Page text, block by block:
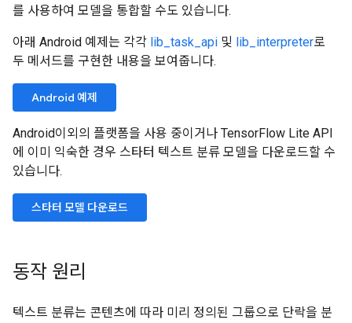
를 사용하여 모델을 통합할 수도 있습니다.
아래 Android 예제는 각각 lib_task_api 및 lib_interpreter로
두 메서드를 구현한 내용을 보여줍니다.
Android 예제
Android이외의 플랫폼을 사용 중이거나 TensorFlow Lite API
에 이미 익숙한 경우 스타터 텍스트 분류 모델을 다운로드할 수
있습니다.
스타터 모델 다운로드
동작 원리
텍스트 분류는 콘텐츠에 따라 미리 정의된 그룹으로 단락을 분